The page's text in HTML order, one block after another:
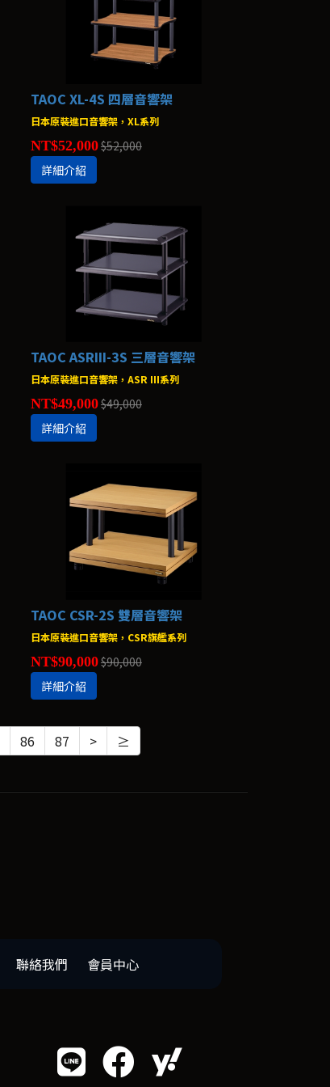
TAOC XL-4S 四層音響架
日本原裝進口音響架，XL系列
NT$52,000$52,000
詳細介紹
TAOC ASRIII-3S 三層音響架
日本原裝進口音響架，ASR III系列
NT$49,000$49,000
詳細介紹
TAOC CSR-2S 雙層音響架
日本原裝進口音響架，CSR旗艦系列
NT$90,000$90,000
詳細介紹
86 87 > ≥
聯絡我們 會員中心